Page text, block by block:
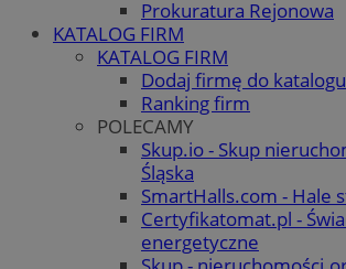
Prokuratura Rejonowa
KATALOG FIRM
KATALOG FIRM
Dodaj firmę do katalogu
Ranking firm
POLECAMY
Skup.io - Skup
Śląska
SmartHalls.com - Hale
Certyfikatomat.pl -
energetyczne